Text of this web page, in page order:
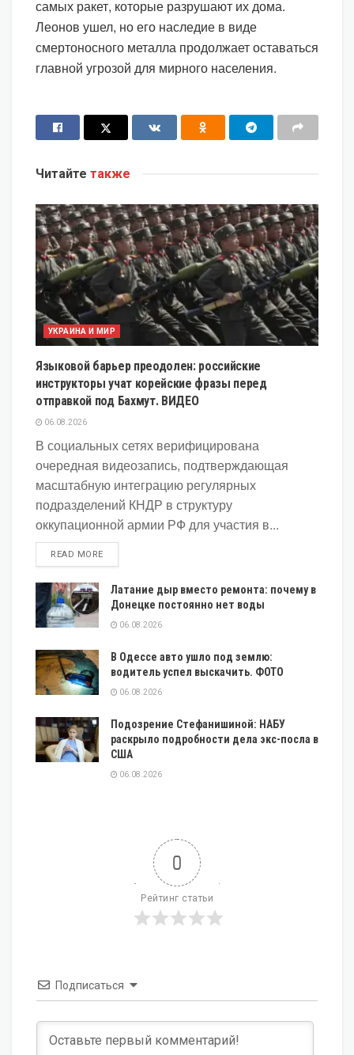
самых ракет, которые разрушают их дома.
Леонов ушел, но его наследие в виде
смертоносного металла продолжает оставаться
главной угрозой для мирного населения.
Читайте также
УКРАИНА И МИР
Языковой барьер преодолен: российские
инструкторы учат корейские фразы перед
отправкой под Бахмут. ВИДЕО
06.08.2026
В социальных сетях верифицирована
очередная видеозапись, подтверждающая
масштабную интеграцию регулярных
подразделений КНДР в структуру
оккупационной армии РФ для участия в...
READ MOREDETAILS
Латание дыр вместо ремонта: почему в
Донецке постоянно нет воды
06.08.2026
В Одессе авто ушло под землю:
водитель успел выскачить. ФОТО
06.08.2026
Подозрение Стефанишиной: НАБУ
раскрыло подробности дела экс-посла в
США
06.08.2026
0
Рейтинг статьи
Подписаться